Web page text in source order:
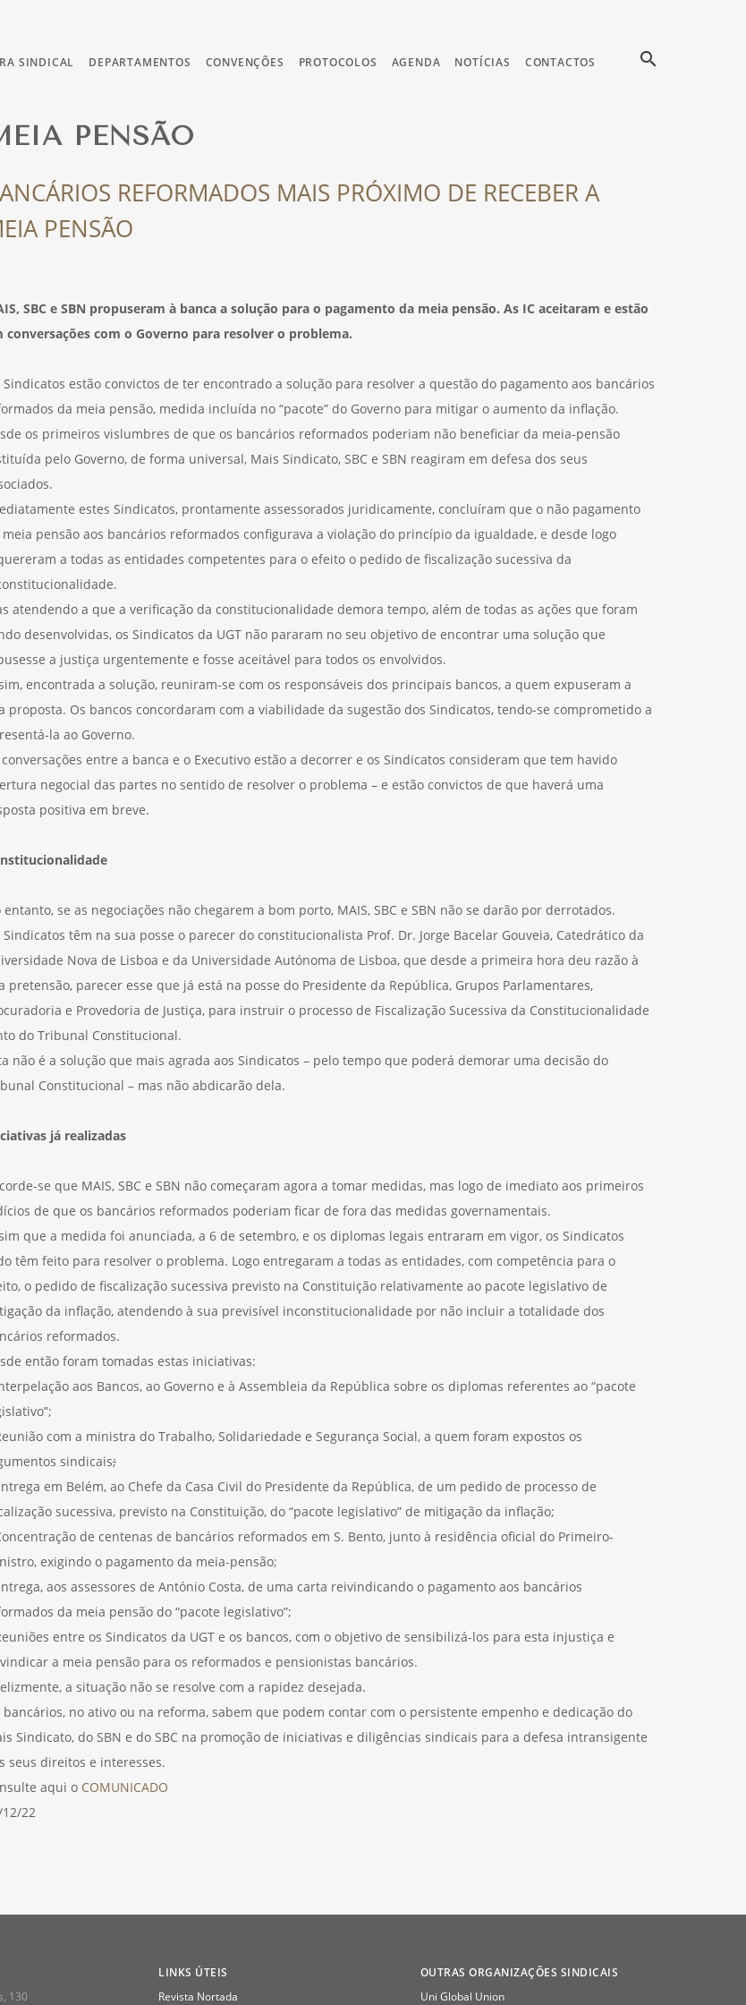
SINDICAL DEPARTAMENTOS CONVENÇÕES PROTOCOLOS AGENDA NOTÍCIAS CONTACTOS search
PENSÃO
REFORMADOS MAIS PRÓXIMO DE RECEBER A
PENSÃO
SBC e SBN propuseram à banca a solução para o pagamento da meia pensão. As IC aceitaram e estão
conversações com o Governo para resolver o problema.
Sindicatos estão convictos de ter encontrado a solução para resolver a questão do pagamento aos bancários
da meia pensão, medida incluída no “pacote” do Governo para mitigar o aumento da inflação.
os primeiros vislumbres de que os bancários reformados poderiam não beneficiar da meia-pensão
pelo Governo, de forma universal, Mais Sindicato, SBC e SBN reagiram em defesa dos seus
estes Sindicatos, prontamente assessorados juridicamente, concluíram que o não pagamento
pensão aos bancários reformados configurava a violação do princípio da igualdade, e desde logo
a todas as entidades competentes para o efeito o pedido de fiscalização sucessiva da
atendendo a que a verificação da constitucionalidade demora tempo, além de todas as ações que foram
desenvolvidas, os Sindicatos da UGT não pararam no seu objetivo de encontrar uma solução que
a justiça urgentemente e fosse aceitável para todos os envolvidos.
encontrada a solução, reuniram-se com os responsáveis dos principais bancos, a quem expuseram a
proposta. Os bancos concordaram com a viabilidade da sugestão dos Sindicatos, tendo-se comprometido a
la ao Governo.
conversações entre a banca e o Executivo estão a decorrer e os Sindicatos consideram que tem havido
negocial das partes no sentido de resolver o problema – e estão convictos de que haverá uma
positiva em breve.
entanto, se as negociações não chegarem a bom porto, MAIS, SBC e SBN não se darão por derrotados.
Sindicatos têm na sua posse o parecer do constitucionalista Prof. Dr. Jorge Bacelar Gouveia, Catedrático da
Nova de Lisboa e da Universidade Autónoma de Lisboa, que desde a primeira hora deu razão à
pretensão, parecer esse que já está na posse do Presidente da República, Grupos Parlamentares,
e Provedoria de Justiça, para instruir o processo de Fiscalização Sucessiva da Constitucionalidade
do Tribunal Constitucional.
não é a solução que mais agrada aos Sindicatos – pelo tempo que poderá demorar uma decisão do
Constitucional – mas não abdicarão dela.
já realizadas
se que MAIS, SBC e SBN não começaram agora a tomar medidas, mas logo de imediato aos primeiros
de que os bancários reformados poderiam ficar de fora das medidas governamentais.
que a medida foi anunciada, a 6 de setembro, e os diplomas legais entraram em vigor, os Sindicatos
têm feito para resolver o problema. Logo entregaram a todas as entidades, com competência para o
o pedido de fiscalização sucessiva previsto na Constituição relativamente ao pacote legislativo de
da inflação, atendendo à sua previsível inconstitucionalidade por não incluir a totalidade dos
reformados.
então foram tomadas estas iniciativas:
aos Bancos, ao Governo e à Assembleia da República sobre os diplomas referentes ao “pacote
com a ministra do Trabalho, Solidariedade e Segurança Social, a quem foram expostos os
sindicais;
em Belém, ao Chefe da Casa Civil do Presidente da República, de um pedido de processo de
sucessiva, previsto na Constituição, do “pacote legislativo” de mitigação da inflação;
de centenas de bancários reformados em S. Bento, junto à residência oficial do Primeiro-
exigindo o pagamento da meia-pensão;
aos assessores de António Costa, de uma carta reivindicando o pagamento aos bancários
da meia pensão do “pacote legislativo”;
entre os Sindicatos da UGT e os bancos, com o objetivo de sensibilizá-los para esta injustiça e
a meia pensão para os reformados e pensionistas bancários.
a situação não se resolve com a rapidez desejada.
bancários, no ativo ou na reforma, sabem que podem contar com o persistente empenho e dedicação do
Sindicato, do SBN e do SBC na promoção de iniciativas e diligências sindicais para a defesa intransigente
seus direitos e interesses.
aqui o COMUNICADO
22
130
LINKS ÚTEIS
Revista Nortada
OUTRAS ORGANIZAÇÕES SINDICAIS
Uni Global Union